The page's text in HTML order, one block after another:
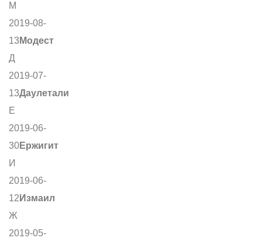
М
2019-08-
13 Модест
Д
2019-07-
13Даулетали
Е
2019-06-
30Ержигит
И
2019-06-
12 Измаил
Ж
2019-05-